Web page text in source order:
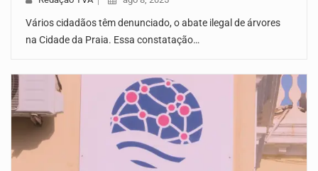
Vários cidadãos têm denunciado, o abate ilegal de árvores
na Cidade da Praia. Essa constatação…